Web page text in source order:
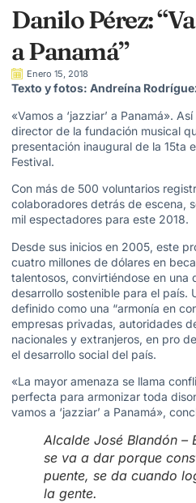
Danilo Pérez:
a Panamá”
Enero 15, 2018
Texto y fotos: Andreína
«Vamos a ‘jazziar’ a Panamá».
director de la fundación musical
presentación inaugural de la 15ta
Festival.
Con más de 500 voluntarios
colaboradores detrás de escena,
mil espectadores para este 2018.
Desde sus inicios en 2005, este
cuatro millones de dólares en
talentosos, convirtiéndose en una
desarrollo sostenible para el país.
definido como una “armonía en
empresas privadas, autoridades
nacionales y extranjeros, en pro
el desarrollo social del país.
«La mayor amenaza se llama
perfecta para armonizar toda
vamos a ‘jazziar’ a Panamá»,
Alcalde José Blandón –
se va a dar porque
puente, se da cuando
la gente.